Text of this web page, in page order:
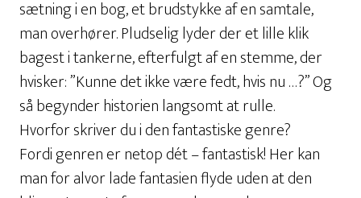
sætning i en bog, et brudstykke af en samtale,
man overhører. Pludselig lyder der et lille klik
bagest i tankerne, efterfulgt af en stemme, der
hvisker: ”Kunne det ikke være fedt, hvis nu …?” Og
så begynder historien langsomt at rulle.
Hvorfor skriver du i den fantastiske genre?
Fordi genren er netop dét – fantastisk! Her kan
man for alvor lade fantasien flyde uden at den